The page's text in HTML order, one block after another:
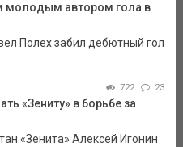
молодым автором гола в
Полех забил дебютный гол
722 23
«Зениту» в борьбе за
«Зенита» Алексей Игонин